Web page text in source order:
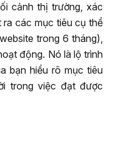
cảnh thị trường, xác
các mục tiêu cụ thể
trong 6 tháng),
động. Nó là lộ trình
bạn hiểu rõ mục tiêu
trong việc đạt được